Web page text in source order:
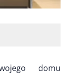
domu